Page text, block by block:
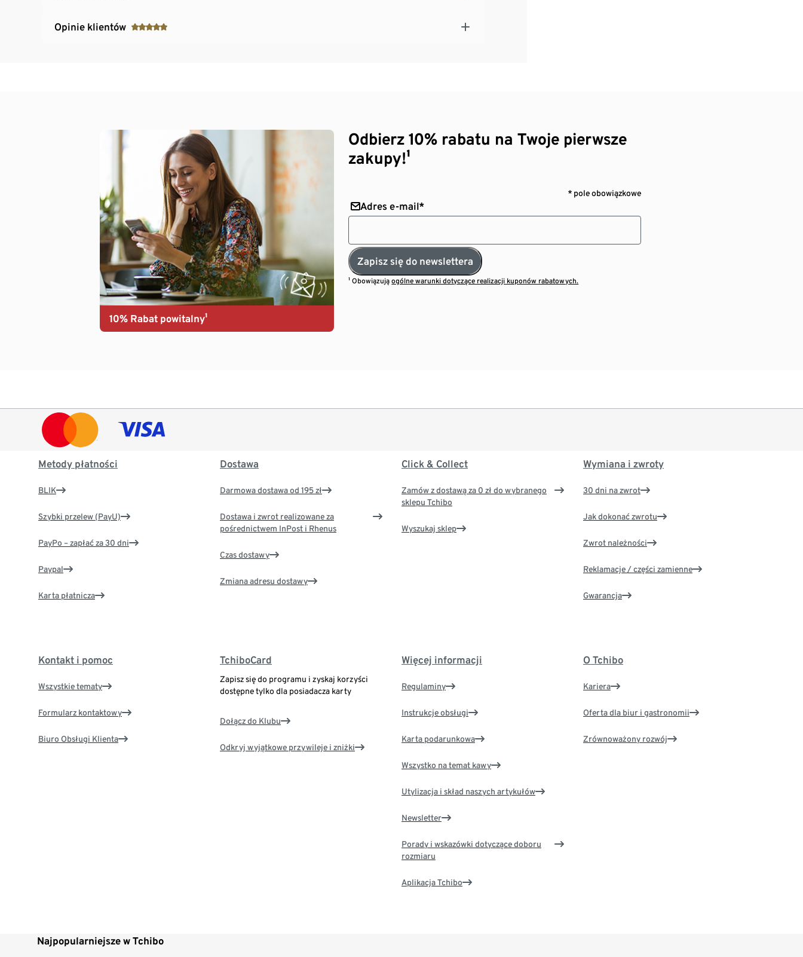
Opinie klientów
10% Rabat powitalny¹
Odbierz 10% rabatu na Twoje pierwsze
zakupy!¹
* pole obowiązkowe
Adres e-mail*
Zapisz się do newslettera
¹ Obowiązująogólne warunki dotyczące realizacji kuponów rabatowych.
Metody płatności
BLIK
Szybki przelew (PayU)
PayPo – zapłać za 30 dni
Paypal
Karta płatnicza
Dostawa
Darmowa dostawa od 195 zł
Dostawa i zwrot realizowane za
pośrednictwem InPost i Rhenus
Czas dostawy
Zmiana adresu dostawy
Click & Collect
Zamów z dostawą za 0 zł do wybranego
sklepu Tchibo
Wyszukaj sklep
Wymiana i zwroty
30 dni na zwrot
Jak dokonać zwrotu
Zwrot należności
Reklamacje / części zamienne
Gwarancja
Kontakt i pomoc
Wszystkie tematy
Formularz kontaktowy
Biuro Obsługi Klienta
TchiboCard
Zapisz się do programu i zyskaj korzyści
dostępne tylko dla posiadacza karty
Dołącz do Klubu
Odkryj wyjątkowe przywileje i zniżki
Więcej informacji
Regulaminy
Instrukcje obsługi
Karta podarunkowa
Wszystko na temat kawy
Utylizacja i skład naszych artykułów
Newsletter
Porady i wskazówki dotyczące doboru
rozmiaru
Aplikacja Tchibo
O Tchibo
Kariera
Oferta dla biur i gastronomii
Zrównoważony rozwój
Najpopularniejsze w Tchibo